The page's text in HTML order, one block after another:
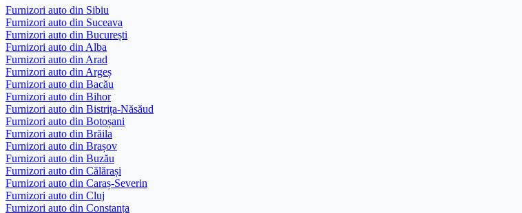
Furnizori auto din Sibiu
Furnizori auto din Suceava
Furnizori auto din București
Furnizori auto din Alba
Furnizori auto din Arad
Furnizori auto din Argeș
Furnizori auto din Bacău
Furnizori auto din Bihor
Furnizori auto din Bistrița-Năsăud
Furnizori auto din Botoșani
Furnizori auto din Brăila
Furnizori auto din Brașov
Furnizori auto din Buzău
Furnizori auto din Călărași
Furnizori auto din Caraș-Severin
Furnizori auto din Cluj
Furnizori auto din Constanța